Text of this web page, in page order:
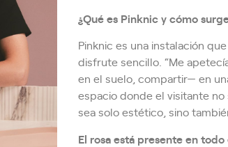
¿Qué es Pinknic y cómo
Pinknic es una instalación
disfrute sencillo. “Me
en el suelo, compartir— en
espacio donde el visitante
sea solo estético, sino
El rosa está presente en